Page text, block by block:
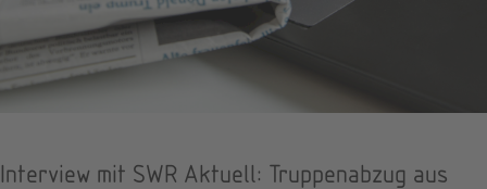
Interview mit SWR Aktuell: Truppenabzug aus